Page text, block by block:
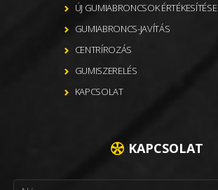
ÚJ GUMIABRONCSOK ÉRTÉKESÍTÉSE
GUMIABRONCS-JAVÍTÁS
CENTRÍROZÁS
GUMISZERELÉS
KAPCSOLAT
KAPCSOLAT